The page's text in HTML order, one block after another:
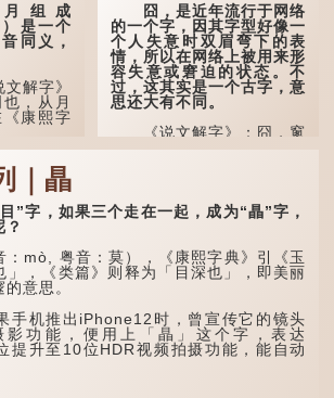
组成
是一个
同义，
解字》
，从月
《康熙字
多。
我其
易》中的
天地、宇
，天下
鸟儿高
明，鸟
形容办
囧，是近年流行于网络
的一个字，因其字型好像一
个人失意时双眉弯下的表
情，所以在网络上被用来形
容失意或窘迫的状态。不
过，这其实是一个古字，意
思还大有不同。
《说文解字》：囧，窻
牖丽廔闿明。象形。囧，本
名，古书中的「黍于囧」表
示在囧地种黍。
这个古字十分少用，直
至21世纪，网络上开始流
行表情符号，这个字也被网
囧字的「八」像一对委
屈的八字眉模样，「口」像
惊讶、...
｜瞐
字，如果三个走在一起，成为“瞐”字，
mò, 粤音：莫），《康熙字典》引《玉
」，《类篇》则释为「目深也」，即美丽
意思。
机推出iPhone12时，曾宣传它的镜头
影功能，便用上「瞐」这个字，表达
提升至10位HDR视频拍摄功能，能自动